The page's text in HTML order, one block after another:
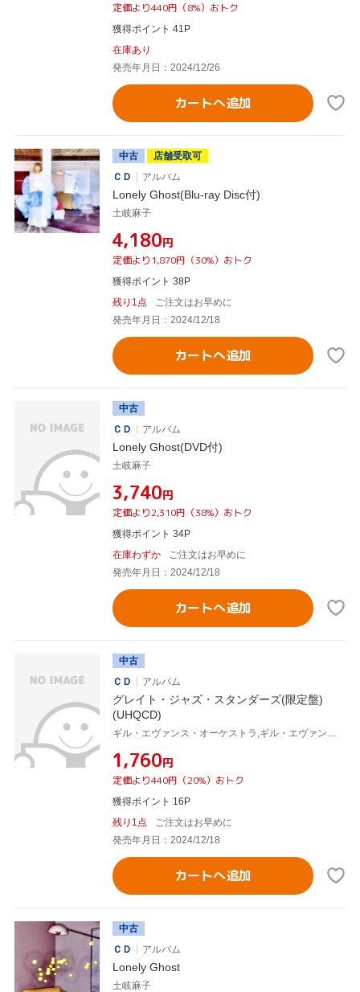
定価より440円（8%）おトク
獲得ポイント 41P
在庫あり
発売年月日：2024/12/26
カートへ追加
中古
店舗受取可
ＣＤ
アルバム
Lonely Ghost(Blu-ray Disc付)
土岐麻子
¥4,180円
定価より1,870円（30%）おトク
獲得ポイント 38P
残り1点
ご注文はお早めに
発売年月日：2024/12/18
カートへ追加
中古
ＣＤ
アルバム
Lonely Ghost(DVD付)
土岐麻子
¥3,740円
定価より2,310円（38%）おトク
獲得ポイント 34P
在庫わずか
ご注文はお早めに
発売年月日：2024/12/18
カートへ追加
中古
ＣＤ
アルバム
グレイト・ジャズ・スタンダーズ(限定盤)
(UHQCD)
¥1,760円
定価より440円（20%）おトク
獲得ポイント 16P
残り1点
ご注文はお早めに
発売年月日：2024/12/18
カートへ追加
中古
ＣＤ
アルバム
Lonely Ghost
土岐麻子